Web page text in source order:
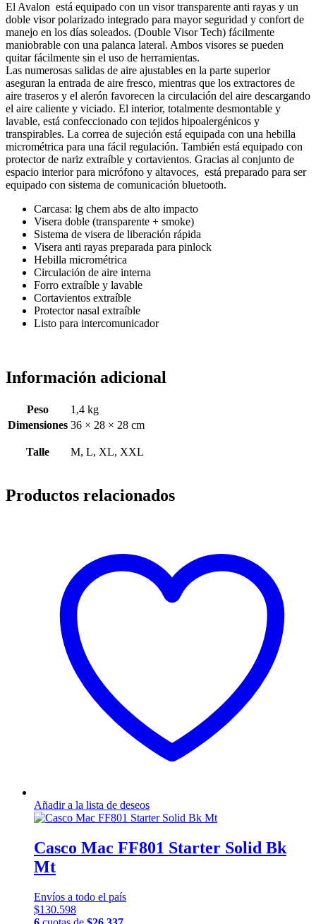
El Avalon está equipado con un visor transparente anti rayas y un
doble visor polarizado integrado para mayor seguridad y confort de
manejo en los días soleados. (Double Visor Tech) fácilmente
maniobrable con una palanca lateral. Ambos visores se pueden
quitar fácilmente sin el uso de herramientas.
Las numerosas salidas de aire ajustables en la parte superior
aseguran la entrada de aire fresco, mientras que los extractores de
aire traseros y el alerón favorecen la circulación del aire descargando
el aire caliente y viciado. El interior, totalmente desmontable y
lavable, está confeccionado con tejidos hipoalergénicos y
transpirables. La correa de sujeción está equipada con una hebilla
micrométrica para una fácil regulación. También está equipado con
protector de nariz extraíble y cortavientos. Gracias al conjunto de
espacio interior para micrófono y altavoces, está preparado para ser
equipado con sistema de comunicación bluetooth.
Carcasa: lg chem abs de alto impacto
Visera doble (transparente + smoke)
Sistema de visera de liberación rápida
Visera anti rayas preparada para pinlock
Hebilla micrométrica
Circulación de aire interna
Forro extraíble y lavable
Cortavientos extraíble
Protector nasal extraíble
Listo para intercomunicador
Información adicional
Peso
1,4 kg
Dimensiones 36 × 28 × 28 cm
Talle M, L, XL, XXL
Productos relacionados
Añadir a la lista de deseos
Casco Mac FF801 Starter Solid Bk
Mt
Envíos a todo el país
$130.598